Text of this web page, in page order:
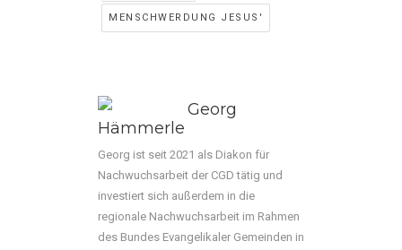
MENSCHWERDUNG JESUS'
Georg
Hämmerle
Georg ist seit 2021 als Diakon für
Nachwuchsarbeit der CGD tätig und
investiert sich außerdem in die
regionale Nachwuchsarbeit im Rahmen
des Bundes Evangelikaler Gemeinden in